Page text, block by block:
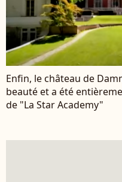
Enfin, le château de
beauté et a été
de "La Star Academy"